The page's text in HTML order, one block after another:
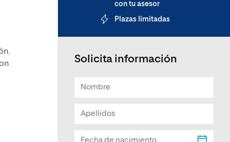
con tu asesor
Plazas limitadas
Solicita información